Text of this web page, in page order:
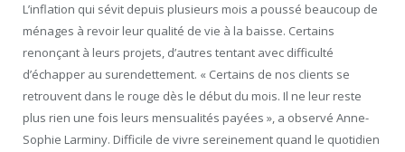
L’inflation qui sévit depuis plusieurs mois a poussé beaucoup de
ménages à revoir leur qualité de vie à la baisse. Certains
renonçant à leurs projets, d’autres tentant avec difficulté
d’échapper au surendettement. « Certains de nos clients se
retrouvent dans le rouge dès le début du mois. Il ne leur reste
plus rien une fois leurs mensualités payées », a observé Anne-
Sophie Larminy. Difficile de vivre sereinement quand le quotidien